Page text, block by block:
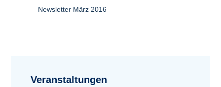
Newsletter März 2016
Veranstaltungen